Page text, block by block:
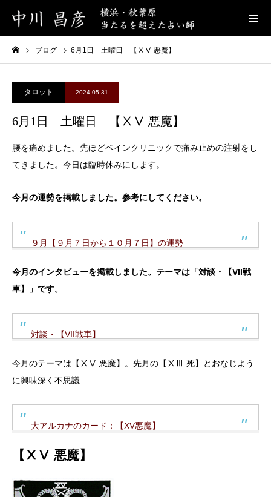
ブログ 6月1日 土曜日 【ⅩⅤ 悪魔】
タロット 2024.05.31
6月1日 土曜日 【ⅩⅤ 悪魔】
腰を痛めました。先ほどペインクリニックで痛み止めの注射をし
てきました。今日は臨時休みにします。
今月の運勢を掲載しました。参考にしてください。
９月【９月７日から１０月７日】の運勢
今月のインタビューを掲載しました。テーマは「対談・【VII戦
車】」です。
対談・【VII戦車】
今月のテーマは【ⅩⅤ 悪魔】。先月の【ⅩⅢ 死】とおなじよう
に興味深く不思議
大アルカナのカード：【XV悪魔】
【ⅩⅤ 悪魔】